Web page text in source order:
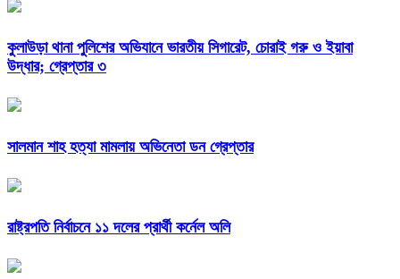
কুলাউড়া থানা পুলিশের অভিযানে ভারতীয় সিগারেট, চোরাই গরু ও ইয়াবা
উদ্ধার; গ্রেপ্তার ৩
সালমান শাহ হত্যা মামলায় অভিনেতা ডন গ্রেপ্তার
রাষ্ট্রপতি নির্বাচনে ১১ দলের প্রার্থী কর্নেল অলি